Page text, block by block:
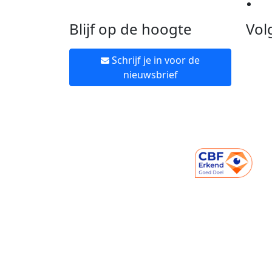
Blijf op de hoogte
Schrijf je in voor de
nieuwsbrief